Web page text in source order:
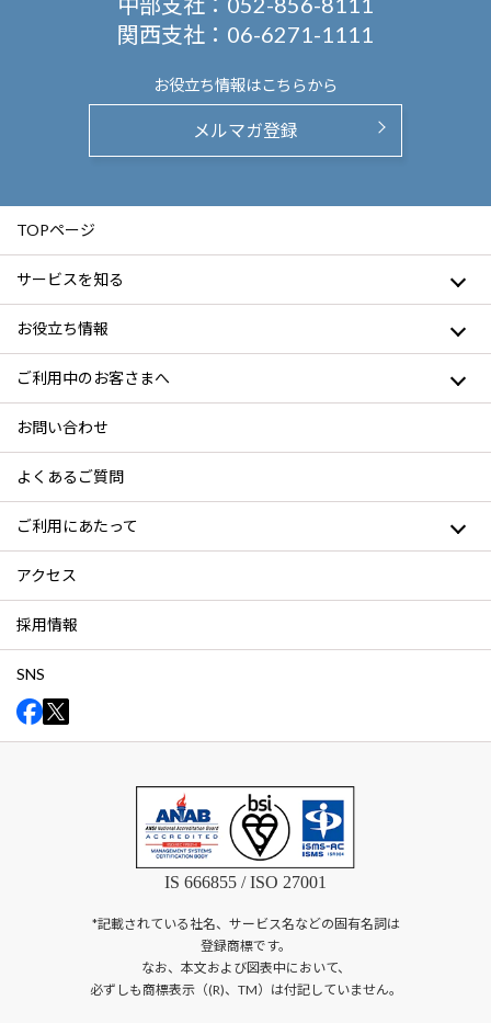
関西支社： 06-6271-1111
お役立ち情報はこちらから
メルマガ登録
TOPページ
サービスを知る
お役立ち情報
ご利用中のお客さまへ
お問い合わせ
よくあるご質問
ご利用にあたって
アクセス
採用情報
SNS
IS 666855 / ISO 27001
*記載されている社名、サービス名などの固有名詞は
登録商標です。
なお、本文および図表中において、
必ずしも商標表示（(R)、TM）は付記していません。